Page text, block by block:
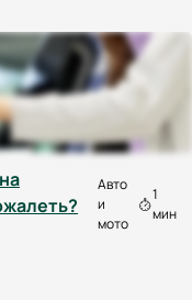
Авто
и
мото
1
мин